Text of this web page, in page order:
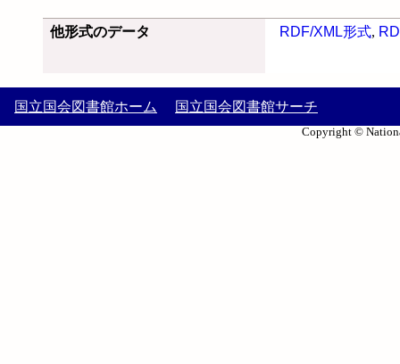
他形式のデータ RDF/XML形式,
国立国会図書館ホーム 国立国会図書館サーチ
Copyright ©